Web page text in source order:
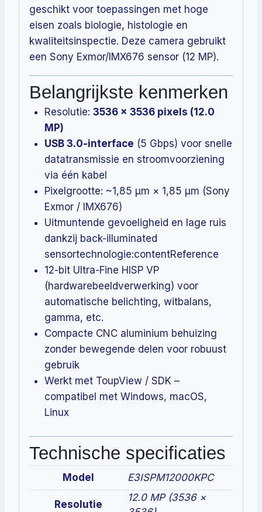
geschikt voor toepassingen met hoge
eisen zoals biologie, histologie en
kwaliteitsinspectie. Deze camera gebruikt
een Sony Exmor/IMX676 sensor (12 MP).
Belangrijkste kenmerken
Resolutie: 3536 × 3536 pixels (12.0
MP)
USB 3.0-interface (5 Gbps) voor snelle
datatransmissie en stroomvoorziening
via één kabel
Pixelgrootte: ~1,85 µm × 1,85 µm (Sony
Exmor / IMX676)
Uitmuntende gevoeligheid en lage ruis
dankzij back-illuminated
sensortechnologie:contentReference
12-bit Ultra-Fine HISP VP
(hardwarebeeldverwerking) voor
automatische belichting, witbalans,
gamma, etc.
Compacte CNC aluminium behuizing
zonder bewegende delen voor robuust
gebruik
Werkt met ToupView / SDK –
compatibel met Windows, macOS,
Linux
Technische specificaties
Model E3ISPM12000KPC
Resolutie
12.0 MP (3536 ×